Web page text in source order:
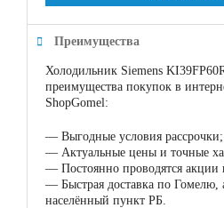
Преимущества
Холодильник Siemens
преимущества покупок в
ShopGomel:
— Выгодные условия рассрочки;
— Актуальные цены и точные
— Постоянно проводятся акции
— Быстрая доставка по
населённый пункт РБ.